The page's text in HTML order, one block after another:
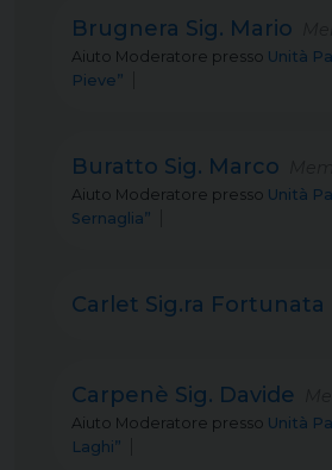
Brugnera Sig. Mario
Aiuto Moderatore presso Unità
Pieve”
Buratto Sig. Marco
Aiuto Moderatore presso Unità
Sernaglia”
Carlet Sig.ra Fortunata
Carpenè Sig. Davide
Aiuto Moderatore presso Unità
Laghi”